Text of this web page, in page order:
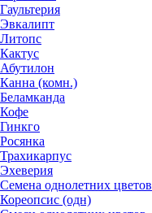
Гаультерия
Эвкалипт
Литопс
Кактус
Абутилон
Канна (комн.)
Беламканда
Кофе
Гинкго
Росянка
Трахикарпус
Эхеверия
Семена однолетних цветов
Кореопсис (одн)